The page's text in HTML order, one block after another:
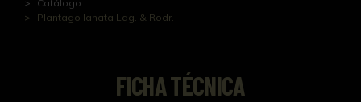
Catálogo
Plantago lanata Lag. & Rodr.
FICHA TÉCNICA